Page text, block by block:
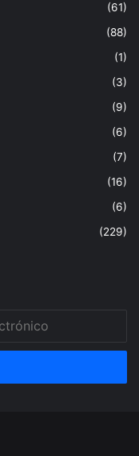
(61)
(88)
(1)
(3)
(9)
(6)
(7)
(16)
(6)
(229)